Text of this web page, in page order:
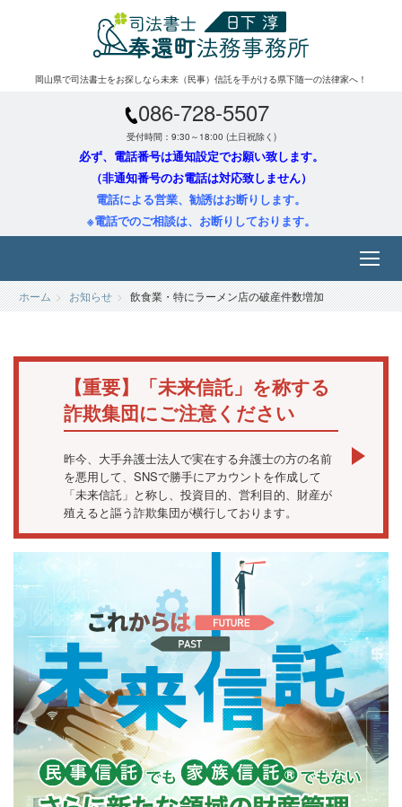
岡山県で司法書士をお探しなら未来（民事）信託を手がける県下随一の法律家へ！
086-728-5507
受付時間：9:30～18:00 (土日祝除く)
必ず、電話番号は通知設定でお願い致します。
（非通知番号のお電話は対応致しません）
電話による営業、勧誘はお断りします。
※電話でのご相談は、お断りしております。
ホーム お知らせ 飲食業・特にラーメン店の破産件数増加
【重要】「未来信託」を称する
詐欺集団にご注意ください
昨今、大手弁護士法人で実在する弁護士の方の名前
を悪用して、SNSで勝手にアカウントを作成して
「未来信託」と称し、投資目的、営利目的、財産が
殖えると謳う詐欺集団が横行しております。